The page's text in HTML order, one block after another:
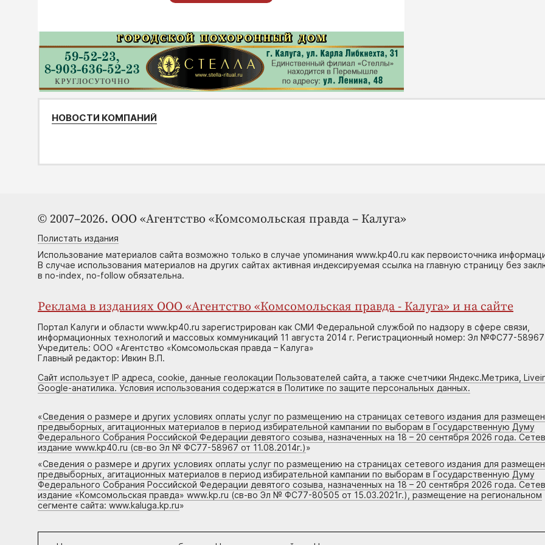
НОВОСТИ КОМПАНИЙ
© 2007–2026. ООО «Агентство «Комсомольская правда – Калуга»
Полистать издания
Использование материалов сайта возможно только в случае упоминания www.kp40.ru как первоисточника
В случае использования материалов на других сайтах активная индексируемая ссылка на главную страницу без
в no-index, no-follow обязательна.
Реклама в изданиях ООО «Агентство «Комсомольская правда - Калуга» и на сайте
Портал Калуги и области www.kp40.ru зарегистрирован как СМИ Федеральной службой по надзору в сфере связи,
информационных технологий и массовых коммуникаций 11 августа 2014 г. Регистрационный номер: Эл №ФС77-58967
Учредитель: ООО «Агентство «Комсомольская правда – Калуга»
Главный редактор: Ивкин В.П.
Сайт использует IP адреса, cookie, данные геолокации Пользователей сайта, а также счетчики Яндекс.Метрика,
Google-анатилика. Условия использования содержатся в Политике по защите персональных данных.
«Сведения о размере и других условиях оплаты услуг по размещению на страницах сетевого издания для
предвыборных, агитационных материалов в период избирательной кампании по выборам в Государственную Думу
Федерального Собрания Российской Федерации девятого созыва, назначенных на 18 – 20 сентября 2026 года.
издание www.kp40.ru (св-во Эл № ФС77-58967 от 11.08.2014г.)»
«Сведения о размере и других условиях оплаты услуг по размещению на страницах сетевого издания для
предвыборных, агитационных материалов в период избирательной кампании по выборам в Государственную Думу
Федерального Собрания Российской Федерации девятого созыва, назначенных на 18 – 20 сентября 2026 года.
издание «Комсомольская правда» www.kp.ru (св-во Эл № ФС77-80505 от 15.03.2021г.), размещение на региональном
сегменте сайта: www.kaluga.kp.ru»